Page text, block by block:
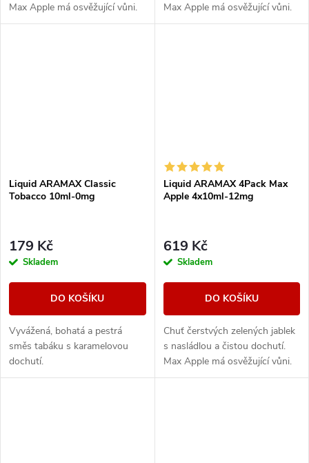
Max Apple má osvěžující vůni.
Max Apple má osvěžující vůni.
Liquid ARAMAX Classic
Tobacco 10ml-0mg
179 Kč
Skladem
DO KOŠÍKU
Vyvážená, bohatá a pestrá
směs tabáku s karamelovou
dochutí.
Liquid ARAMAX 4Pack Max
Apple 4x10ml-12mg
619 Kč
Skladem
DO KOŠÍKU
Chuť čerstvých zelených jablek
s nasládlou a čistou dochutí.
Max Apple má osvěžující vůni.